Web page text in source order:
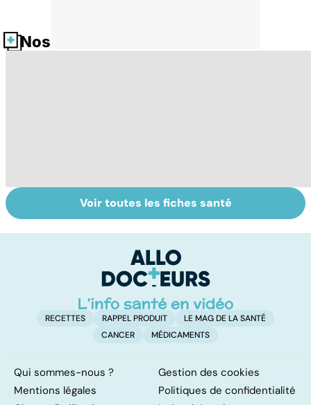
Nos fiches santé
Bien vivre la
ménopause
Retrouver du
tonus grâce aux
Voir toutes les fiches santé
RECETTES RAPPEL PRODUIT
LE MAG DE LA SANTÉ
CANCER
MÉDICAMENTS
Qui sommes-nous ?
Gestion des cookies
Mentions légales
Politiques de confidentialité